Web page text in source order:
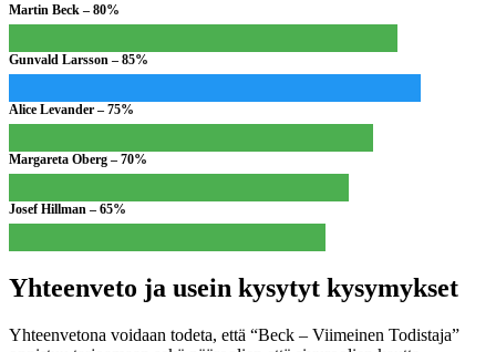
Martin Beck – 80%
Gunvald Larsson – 85%
Alice Levander – 75%
Margareta Oberg – 70%
Josef Hillman – 65%
Yhteenveto ja usein kysytyt kysymykset
Yhteenvetona voidaan todeta, että “Beck – Viimeinen Todistaja”